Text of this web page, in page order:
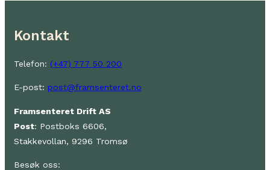
Kontakt
Telefon: (+47) 777 50 200
E-post: post@framsenteret.no
Framsenteret Drift AS
Post: Postboks 6606,
Stakkevollan, 9296 Tromsø
Besøk oss: